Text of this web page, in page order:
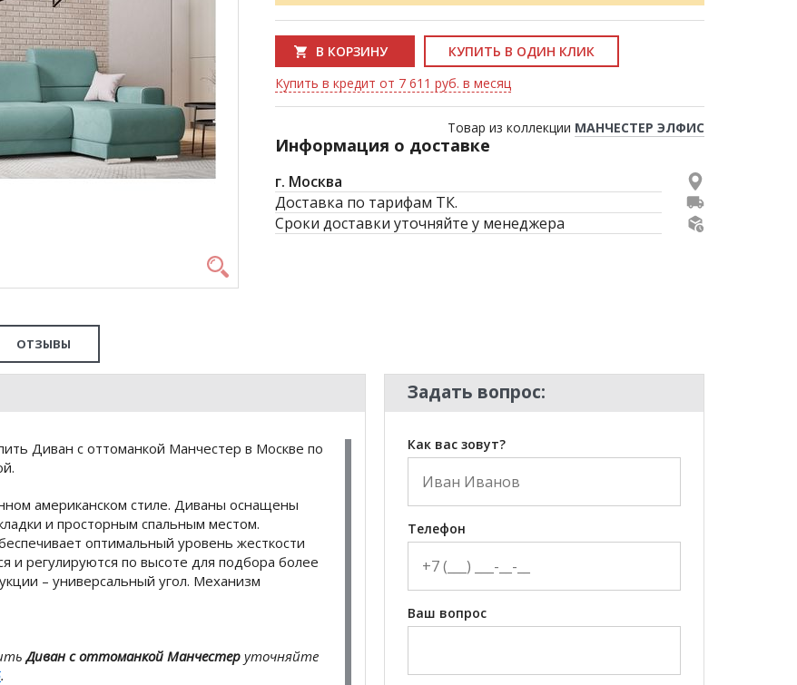
В КОРЗИНУ
КУПИТЬ В ОДИН КЛИК
Купить в кредит от 7 611 руб. в месяц
Товар из коллекции МАНЧЕСТЕР ЭЛФИС
Информация о доставке
г. Москва
Доставка по тарифам ТК.
Сроки доставки уточняйте у менеджера
ОТЗЫВЫ
Диван с оттоманкой Манчестер в Москве по
американском стиле. Диваны оснащены
и просторным спальным местом.
оптимальный уровень жесткости
и регулируются по высоте для подбора более
– универсальный угол. Механизм
Диван с оттоманкой Манчестер уточняйте
.
Задать вопрос:
Как вас зовут?
Телефон
Ваш вопрос